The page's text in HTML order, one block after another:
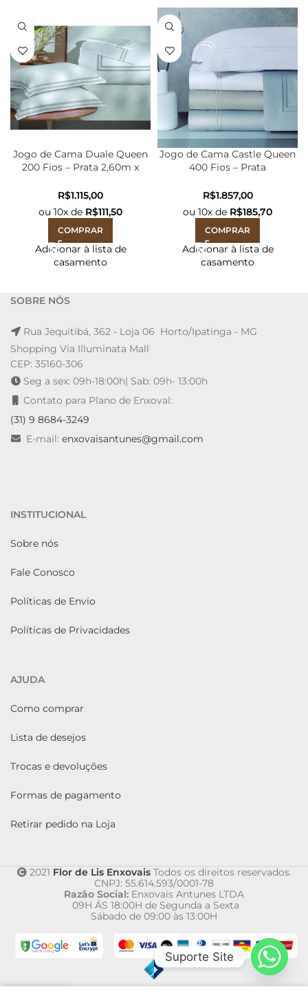
Jogo de Cama Duale Queen
200 Fios – Prata 2,60m x
R$
ou 10x de R$111,50
COMPRAR
Adicionar à lista de
casamento
Jogo de Cama Castle Queen
400 Fios – Prata
R$
ou 10x de R$185,70
COMPRAR
Adicionar à lista de
casamento
SOBRE NÓS
Rua Jequitibá, 362 - Loja 06 Horto/Ipatinga - MG
Shopping Via Illuminata Mall
CEP: 35160-306
Seg a sex: 09h-18:00h| Sab: 09h- 13:00h
Contato para Plano de Enxoval:
(31) 9 8684-3249
E-mail: enxovaisantunes@gmail.com
INSTITUCIONAL
Sobre nós
Fale Conosco
Políticas de Envio
Políticas de Privacidades
AJUDA
Como comprar
Lista de desejos
Trocas e devoluções
Formas de pagamento
Retirar pedido na Loja
2021 Flor de Lis EnxovaisTodos os direitos reservados.
CNPJ: 55.614.593/0001-78
Razão Social: Enxovais Antunes LTDA
09H ÁS 18:00H de Segunda a Sexta
Sábado de 09:00 às 13:00H
Suporte Site